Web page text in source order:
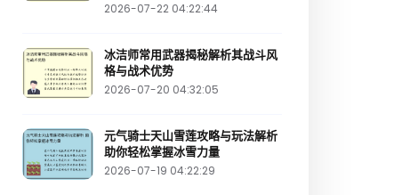
2026-07-22 04:22:44
冰洁师常用武器揭秘解析其战斗风
格与战术优势
2026-07-20 04:32:05
元气骑士天山雪莲攻略与玩法解析
助你轻松掌握冰雪力量
2026-07-19 04:22:29